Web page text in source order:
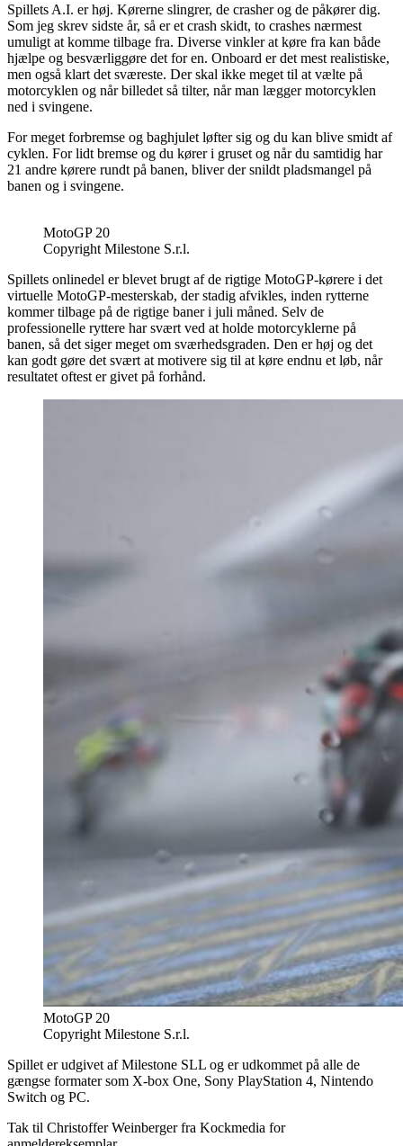
Spillets A.I. er høj. Kørerne slingrer, de crasher og de påkører dig.
Som jeg skrev sidste år, så er et crash skidt, to crashes nærmest
umuligt at komme tilbage fra. Diverse vinkler at køre fra kan både
hjælpe og besværliggøre det for en. Onboard er det mest realistiske,
men også klart det sværeste. Der skal ikke meget til at vælte på
motorcyklen og når billedet så tilter, når man lægger motorcyklen
ned i svingene.
For meget forbremse og baghjulet løfter sig og du kan blive smidt af
cyklen. For lidt bremse og du kører i gruset og når du samtidig har
21 andre kørere rundt på banen, bliver der snildt pladsmangel på
banen og i svingene.
MotoGP 20
Copyright Milestone S.r.l.
Spillets onlinedel er blevet brugt af de rigtige MotoGP-kørere i det
virtuelle MotoGP-mesterskab, der stadig afvikles, inden rytterne
kommer tilbage på de rigtige baner i juli måned. Selv de
professionelle ryttere har svært ved at holde motorcyklerne på
banen, så det siger meget om sværhedsgraden. Den er høj og det
kan godt gøre det svært at motivere sig til at køre endnu et løb, når
resultatet oftest er givet på forhånd.
MotoGP 20
Copyright Milestone S.r.l.
Spillet er udgivet af Milestone SLL og er udkommet på alle de
gængse formater som X-box One, Sony PlayStation 4, Nintendo
Switch og PC.
Tak til Christoffer Weinberger fra Kockmedia for